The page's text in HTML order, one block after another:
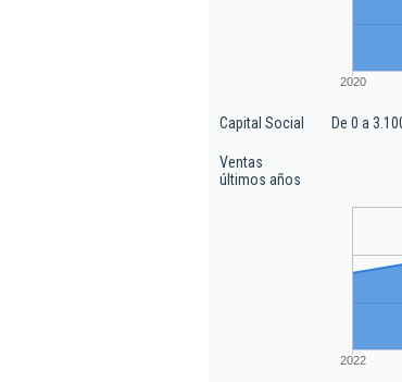
2020
Capital Social De 0 a
Ventas
últimos años
2022